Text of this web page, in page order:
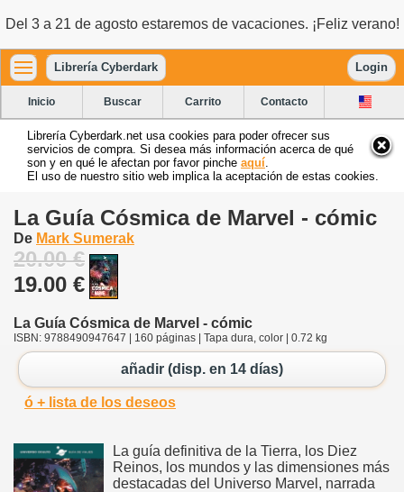
Del 3 a 21 de agosto estaremos de vacaciones. ¡Feliz verano!
Librería Cyberdark Login
Inicio Buscar Carrito Contacto
Librería Cyberdark.net usa cookies para poder ofrecer sus
servicios de compra. Si desea más información acerca de qué
son y en qué le afectan por favor pinche aquí
El uso de nuestro sitio web implica la aceptación de estas cookies.
La Guía Cósmica de Marvel - cómic
De Mark Sumerak
20.00 €
19.00 €
La Guía Cósmica de Marvel - cómic
ISBN: 9788490947647 | 160 páginas | Tapa dura, color | 0.72 kg
añadir (disp. en 14 días)
ó + lista de los deseos
La guía definitiva de la Tierra, los Diez
Reinos, los mundos y las dimensiones más
destacadas del Universo Marvel, narrada